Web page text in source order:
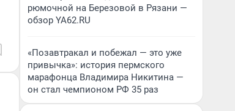
рюмочной на Березовой в Рязани —
обзор YA62.RU
«Позавтракал и побежал — это уже
привычка»: история пермского
марафонца Владимира Никитина —
он стал чемпионом РФ 35 раз